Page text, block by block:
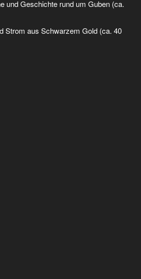
und Geschichte rund um Guben (ca.
Strom aus Schwarzem Gold (ca. 40